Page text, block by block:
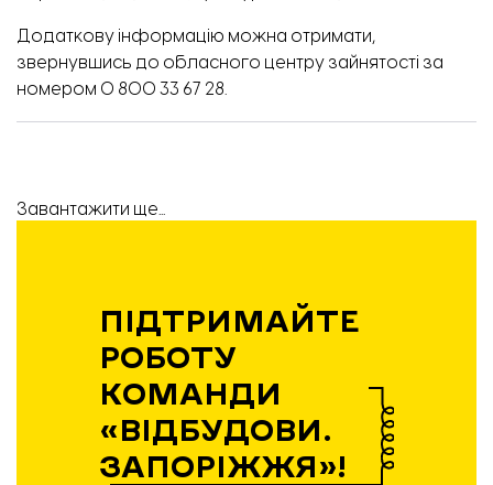
Додаткову інформацію можна отримати,
звернувшись до обласного центру зайнятості за
номером 0 800 33 67 28.
Завантажити ще...
ПІДТРИМАЙТЕ
РОБОТУ
КОМАНДИ
«ВІДБУДОВИ.
ЗАПОРІЖЖЯ»!